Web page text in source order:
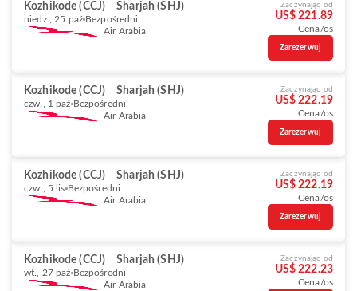
Kozhikode (CCJ) Sharjah (SHJ)
niedz., 25 paź Bezpośredni
Air Arabia
Zaczynając od
US$ 221.89
Cena/os
Zarezerwuj
Kozhikode (CCJ) Sharjah (SHJ)
czw., 1 paź Bezpośredni
Air Arabia
Zaczynając od
US$ 222.19
Cena/os
Zarezerwuj
Kozhikode (CCJ) Sharjah (SHJ)
czw., 5 lis Bezpośredni
Air Arabia
Zaczynając od
US$ 222.19
Cena/os
Zarezerwuj
Kozhikode (CCJ) Sharjah (SHJ)
wt., 27 paź Bezpośredni
Air Arabia
Zaczynając od
US$ 222.23
Cena/os